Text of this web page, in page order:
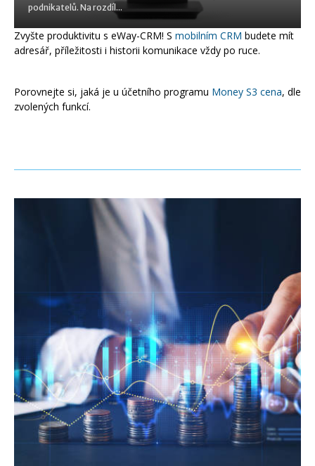
podnikatelů. Na rozdíl...
Zvyšte produktivitu s eWay-CRM! S mobilním CRM budete mít
adresář, příležitosti i historii komunikace vždy po ruce.
Porovnejte si, jaká je u účetního programu Money S3 cena, dle
zvolených funkcí.